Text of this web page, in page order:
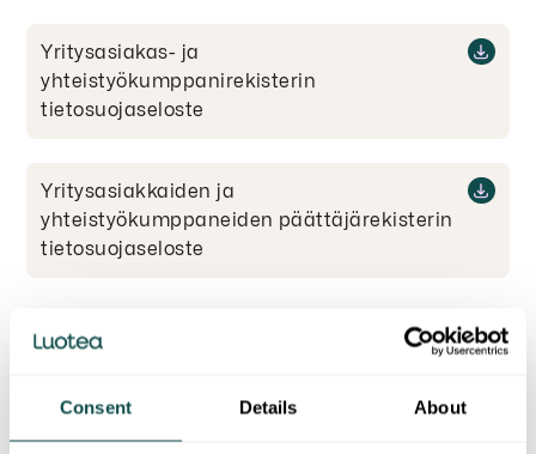
Consent Details About
Yritysasiakas- ja
yhteistyökumppanirekisterin
tietosuojaseloste
Yritysasiakkaiden ja
yhteistyökumppaneiden päättäjärekisterin
tietosuojaseloste